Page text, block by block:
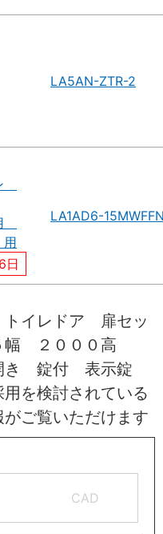
LA5AN-ZTR-2
用
日
LA1AD6-
イレドア 扉セッ
幅 ２０００高
き 錠付 表示錠
を検討されている
ご覧いただけます
CAD